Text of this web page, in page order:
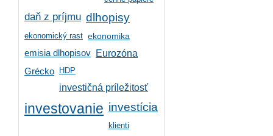
daň z príjmu dlhopisy
ekonomický rast ekonomika
emisia dlhopisov
Eurozóna
Grécko HDP
investičná príležitosť
investovanie investícia
klienti